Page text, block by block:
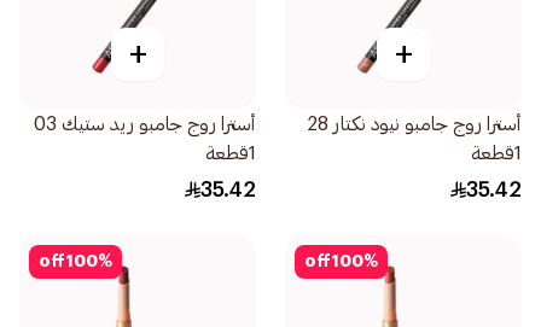
+
أسترا روج جامبو نيود نكتار 28
1قطعة
35.42
+
أسترا روج جامبو ريد ستيك 03
1قطعة
35.42
100%
off
100%
off